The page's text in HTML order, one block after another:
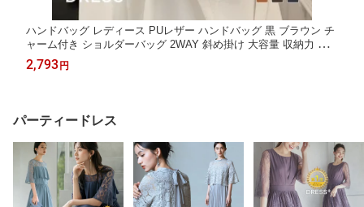
ハンドバッグ レディース PUレザー ハンドバッグ 黒 ブラウン チ
ャーム付き ショルダーバッグ 2WAY 斜め掛け 大容量 収納力 通
勤 デイリー カジュアル きれいめ 上品 軽量 お呼ばれ 結婚式 二
2,793円
パーティードレス